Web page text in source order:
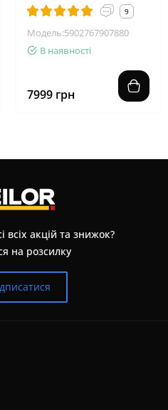
9
Модель:5902767907880
В наявності
7999 грн
всіх акцій та знижок?
на розсилку